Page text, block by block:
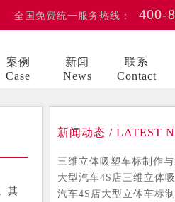
全国免费统一服务热线： 400-
案例
Case
新闻
News
联系
Contact
其
新闻动态 / LATEST
三维立体吸塑车标制作
大型汽车4S店三维立体吸
汽车4S店大型立体车标制